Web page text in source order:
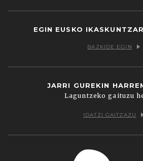
EGIN EUSKO
BAZKIDE EGIN
JARRI GUREKIN
Laguntzeko gaituzu
IDATZI GAITZAZU